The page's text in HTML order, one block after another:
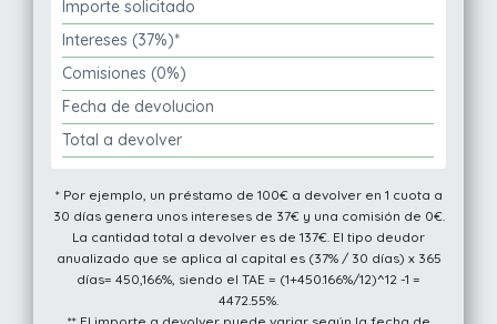
Importe solicitado
Intereses (37%)*
Comisiones (0%)
Fecha de devolucion
Total a devolver
* Por ejemplo, un préstamo de 100€ a devolver en 1 cuota a
30 días genera unos intereses de 37€ y una comisión de 0€.
La cantidad total a devolver es de 137€. El tipo deudor
anualizado que se aplica al capital es (37% / 30 días) x 365
días= 450,166%, siendo el TAE = (1+450.166%/12)^12 -1 =
4472.55%.